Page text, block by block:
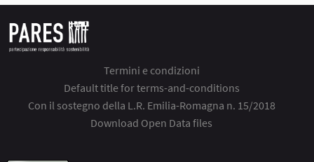
Termini e condizioni
Default title for terms-and-conditions
Con il sostegno della L.R. Emilia-Romagna n. 15/2018
Download Open Data files